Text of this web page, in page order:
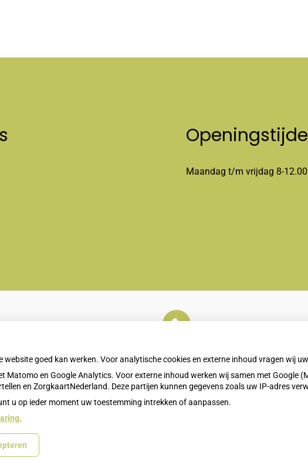
Maandag t/m vrijdag 8-
externe inhoud
die nodig is om dit te zien.
Cookie-instellingen wijzigen
website goed kan werken. Voor analytische cookies en externe inhoud vragen wij
en Google Analytics. Voor externe inhoud werken wij samen met Google
en ZorgkaartNederland. Deze partijen kunnen gegevens zoals uw IP-adres
u op ieder moment uw toestemming intrekken of aanpassen.